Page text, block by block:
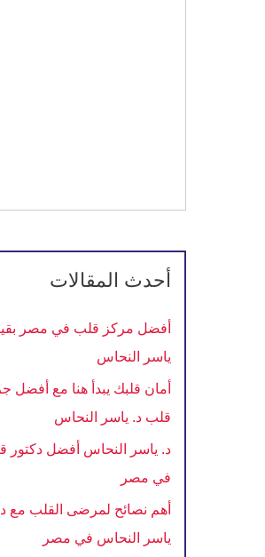
أحدث المقالات
أفضل مركز قلب في مصر
ياسر النحاس
أمان قلبك يبدأ هنا مع أفضل
قلب د. ياسر النحاس
د. ياسر النحاس أفضل دكتور
في مصر
أهم نصائح لمرضى القلب مع
ياسر النحاس في مصر